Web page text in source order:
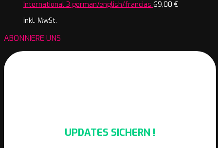
International 3 german/english/francias 69,00 €
inkl. MwSt.
ABONNIERE UNS
UPDATES SICHERN !